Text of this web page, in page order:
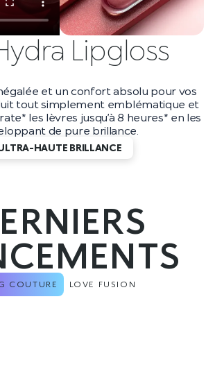
Lipgloss
et un confort absolu pour vos
tout simplement emblématique et
les lèvres jusqu’à 8 heures* en les
de pure brillance.
HAUTE BRILLANCE
COUTURE LOVE FUSION